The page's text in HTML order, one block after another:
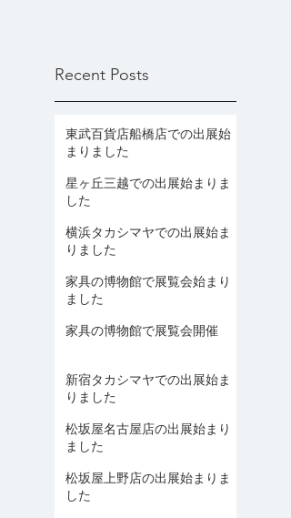
Recent Posts
東武百貨店船橋店での出展始
まりました
星ヶ丘三越での出展始まりま
した
横浜タカシマヤでの出展始ま
りました
家具の博物館で展覧会始まり
ました
家具の博物館で展覧会開催
新宿タカシマヤでの出展始ま
りました
松坂屋名古屋店の出展始まり
ました
松坂屋上野店の出展始まりま
した